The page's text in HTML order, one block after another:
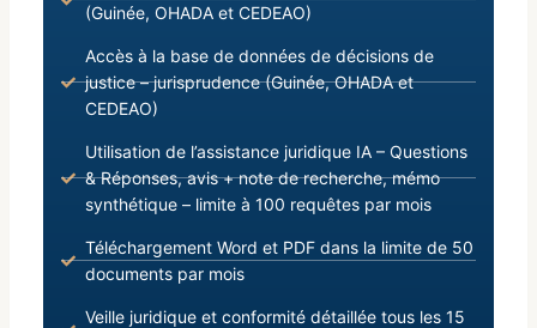
(Guinée, OHADA et CEDEAO)
Accès à la base de données de décisions de
justice – jurisprudence (Guinée, OHADA et
CEDEAO)
Utilisation de l’assistance juridique IA – Questions
& Réponses, avis + note de recherche, mémo
synthétique – limite à 100 requêtes par mois
Téléchargement Word et PDF dans la limite de 50
documents par mois
Veille juridique et conformité détaillée tous les 15